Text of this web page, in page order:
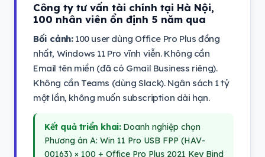
Công ty tư vấn tài chính tại Hà Nội,
100 nhân viên ổn định 5 năm qua
Bối cảnh:100 user dùng Office Pro Plus đồng
nhất, Windows 11 Pro vĩnh viễn. Không cần
Email tên miền (đã có Gmail Business riêng).
Không cần Teams (dùng Slack). Ngân sách 1 tỷ
một lần, không muốn subscription dài hạn.
Kết quả triển khai:Doanh nghiệp chọn
Phương án A: Win 11 Pro USB FPP (HAV-
00163) × 100 + Office Pro Plus 2021 Key Bind